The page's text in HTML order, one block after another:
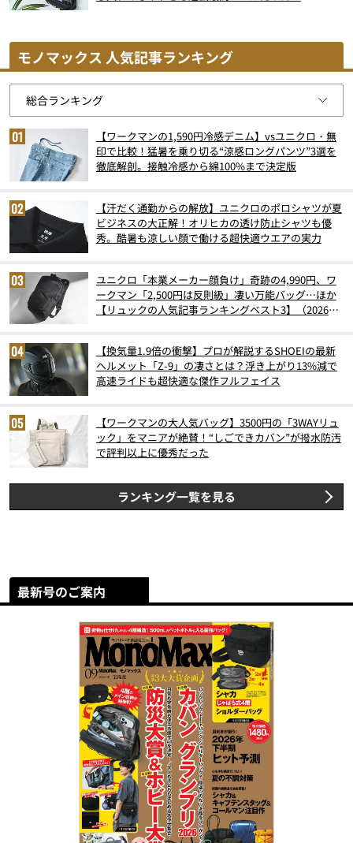
モノマックス 人気記事ランキング
【ワークマンの1,590円冷感デニム】vsユニクロ・無
印で比較！猛暑を乗り切る“涼感ロングパンツ”3選を
徹底解剖。接触冷感から綿100%まで決定版
【汗だく通勤からの解放】ユニクロのポロシャツが夏
ビジネスの大正解！オリヒカの透け防止シャツも優
秀。酷暑も涼しい顔で働ける超快適ウエアの実力
ユニクロ「本業メーカー顔負け」奇跡の4,990円、ワ
ークマン「2,500円は反則級」凄い万能バッグ…ほか
【リュックの人気記事ランキングベスト3】（2026年
【換気量1.9倍の衝撃】プロが解説するSHOEIの最新
ヘルメット「Z-9」の凄さとは？浮き上がり13%減で
高速ライドも超快適な傑作フルフェイス
【ワークマンの大人気バッグ】3500円の「3WAYリュ
ック」をマニアが絶賛！“しごできカバン”が撥水防汚
で評判以上に優秀だった
ランキング一覧を見る
最新号のご案内